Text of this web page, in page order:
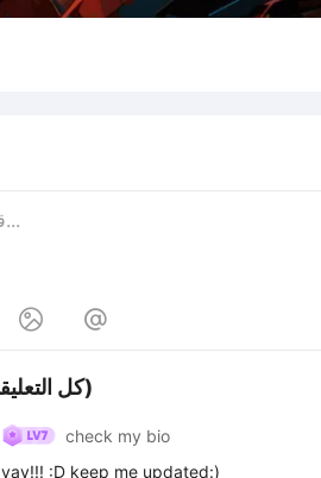
 
كل التعليقات(3)
check my bio
yay!!! :D keep me updated:)